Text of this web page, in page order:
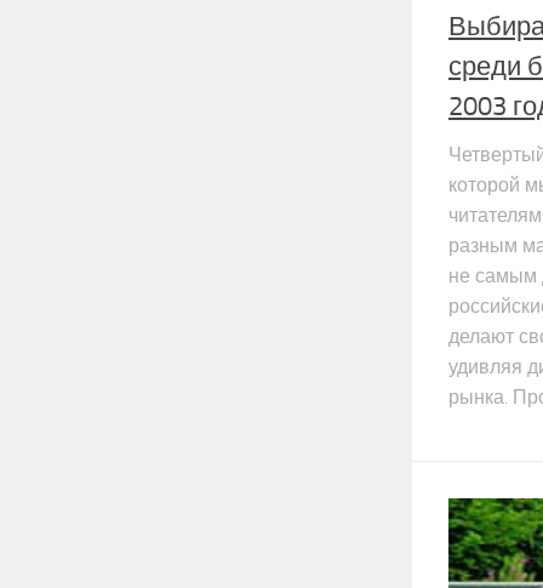
среди
2003
которой
разным
не самым
делают
удивляя
рынка.